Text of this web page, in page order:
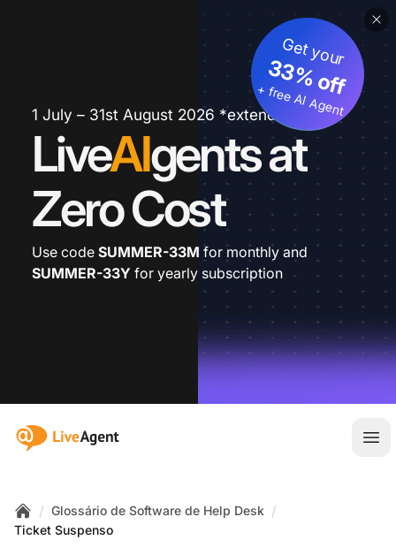
1 July – 31st August 2026 *extended
LiveAIgents at
Zero Cost
Get your
33% off
+ free AI Agent
Use code SUMMER-33M for monthly and
SUMMER-33Y for yearly subscription
:site.title
Home
/ Glossário de Software de Help Desk /
Ticket Suspenso